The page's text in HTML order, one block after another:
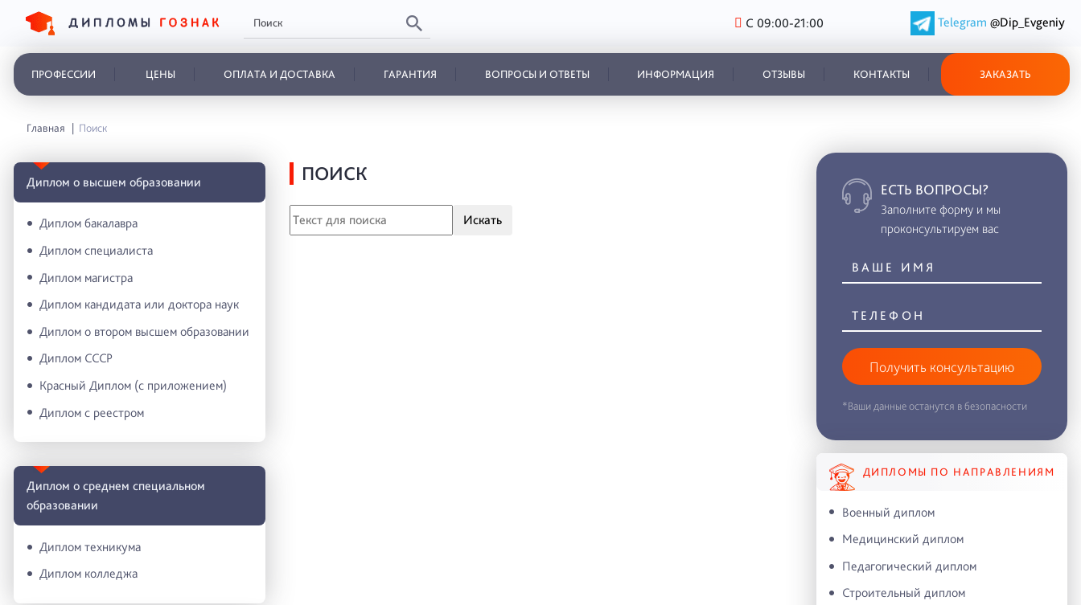
С 09:00-21:00 Telegram @Dip_Evgeniy
ПРОФЕССИИ ЦЕНЫ ОПЛАТА И ДОСТАВКА ГАРАНТИЯ ВОПРОСЫ И ОТВЕТЫ ИНФОРМАЦИЯ ОТЗЫВЫ КОНТАКТЫ ЗАКАЗАТЬ
Главная Поиск
Диплом о высшем образовании
Диплом бакалавра
Диплом специалиста
Диплом магистра
Диплом кандидата или доктора наук
Диплом о втором высшем образовании
Диплом СССР
Красный Диплом (с приложением)
Диплом с реестром
Диплом о среднем специальном
образовании
Диплом техникума
Диплом колледжа
ПОИСК
Искать
ЕСТЬ ВОПРОСЫ?
Заполните форму и мы
проконсультируем вас
Получить консультацию
*Ваши данные останутся в безопасности
ДИПЛОМЫ ПО НАПРАВЛЕНИЯМ
Военный диплом
Медицинский диплом
Педагогический диплом
Строительный диплом